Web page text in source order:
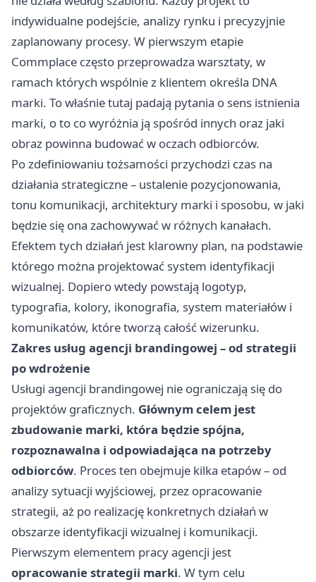
indywidualne podejście, analizy rynku i precyzyjnie
zaplanowany procesy. W pierwszym etapie
Commplace często przeprowadza warsztaty, w
ramach których wspólnie z klientem określa DNA
marki. To właśnie tutaj padają pytania o sens istnienia
marki, o to co wyróżnia ją spośród innych oraz jaki
obraz powinna budować w oczach odbiorców.
Po zdefiniowaniu tożsamości przychodzi czas na
działania strategiczne – ustalenie pozycjonowania,
tonu komunikacji, architektury marki i sposobu, w jaki
będzie się ona zachowywać w różnych kanałach.
Efektem tych działań jest klarowny plan, na podstawie
którego można projektować system identyfikacji
wizualnej. Dopiero wtedy powstają logotyp,
typografia, kolory, ikonografia, system materiałów i
komunikatów, które tworzą całość wizerunku.
Zakres usług agencji brandingowej – od strategii
po wdrożenie
Usługi agencji brandingowej nie ograniczają się do
projektów graficznych. Głównym celem jest
zbudowanie marki, która będzie spójna,
rozpoznawalna i odpowiadająca na potrzeby
odbiorców. Proces ten obejmuje kilka etapów – od
analizy sytuacji wyjściowej, przez opracowanie
strategii, aż po realizację konkretnych działań w
obszarze identyfikacji wizualnej i komunikacji.
Pierwszym elementem pracy agencji jest
opracowanie strategii marki. W tym celu